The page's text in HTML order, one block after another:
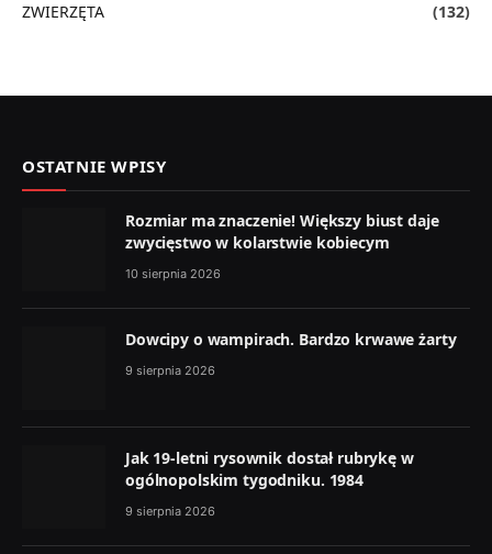
ZWIERZĘTA
(132)
OSTATNIE WPISY
Rozmiar ma znaczenie! Większy biust daje
zwycięstwo w kolarstwie kobiecym
10 sierpnia 2026
Dowcipy o wampirach. Bardzo krwawe żarty
9 sierpnia 2026
Jak 19-letni rysownik dostał rubrykę w
ogólnopolskim tygodniku. 1984
9 sierpnia 2026